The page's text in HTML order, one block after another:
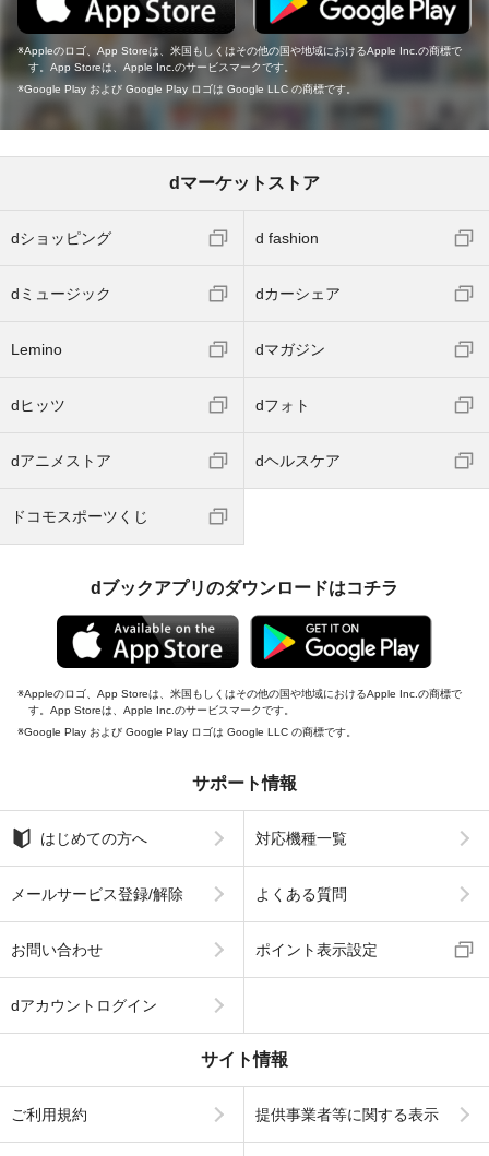
Appleのロゴ、App Storeは、米国もしくはその他の国や地域におけるApple Inc.の商標で
す。App Storeは、Apple Inc.のサービスマークです。
Google Play および Google Play ロゴは Google LLC の商標です。
dマーケットストア
dショッピング d fashion
dミュージック dカーシェア
Lemino dマガジン
dヒッツ dフォト
dアニメストア dヘルスケア
ドコモスポーツくじ
dブックアプリのダウンロードはコチラ
Appleのロゴ、App Storeは、米国もしくはその他の国や地域におけるApple Inc.の商標で
す。App Storeは、Apple Inc.のサービスマークです。
Google Play および Google Play ロゴは Google LLC の商標です。
サポート情報
はじめての方へ 対応機種一覧
メールサービス登録/解除 よくある質問
お問い合わせ ポイント表示設定
dアカウントログイン
サイト情報
ご利用規約 提供事業者等に関する表示